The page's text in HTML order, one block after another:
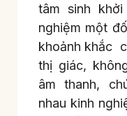
tâm sinh
nghiệm một
khoảnh khắc
thị giác,
âm thanh,
nhau kinh